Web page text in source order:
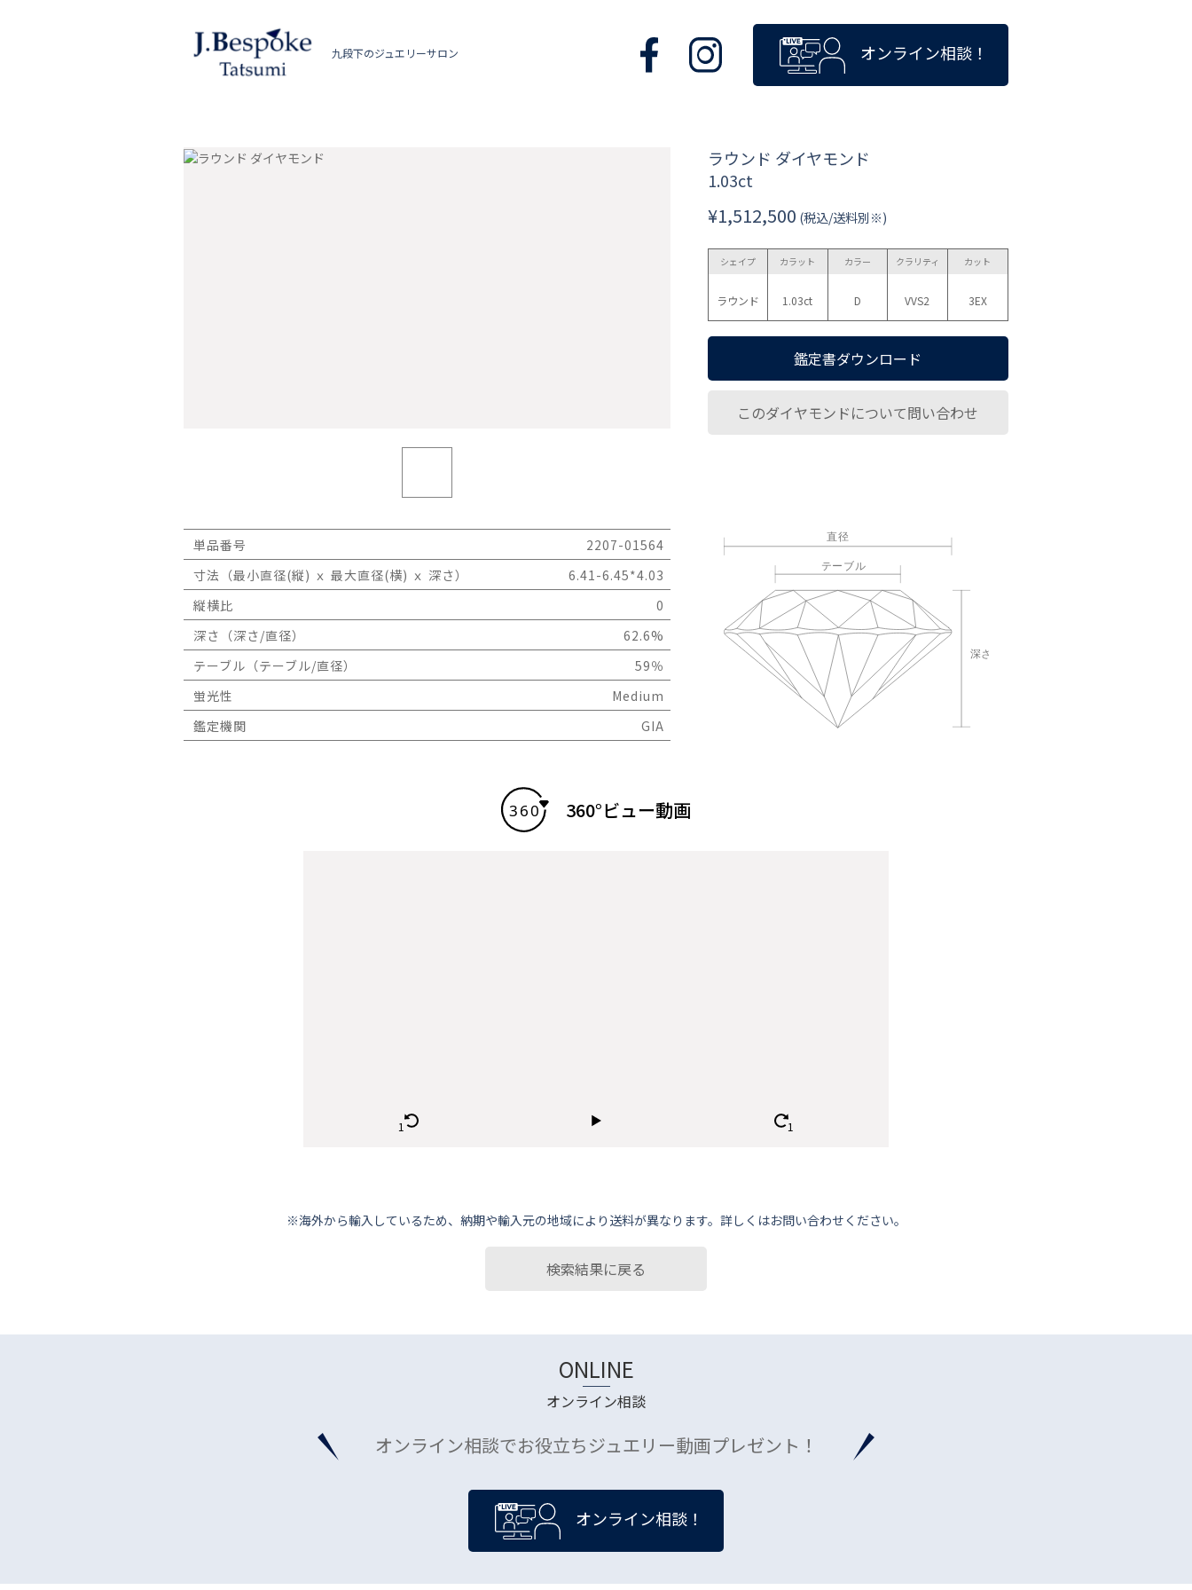
九段下のジュエリーサロン オンライン相談！
ラウンド ダイヤモンド
1.03ct
¥1,512,500 (税込/送料別※)
シェイプ
ラウンド
カラット
1.03ct
カラー
D
クラリティ
VVS2
カット
3EX
鑑定書ダウンロード
このダイヤモンドについて問い合わせ
単品番号
2207-01564
寸法（最小直径(縦) ｘ 最大直径(横) ｘ 深さ）
6.41-6.45*4.03
縦横比
0
深さ（深さ/直径）
62.6%
テーブル（テーブル/直径）
59％
蛍光性
Medium
鑑定機関
GIA
360°ビュー動画
※海外から輸⼊しているため、納期や輸⼊元の地域により送料が異なります。詳しくはお問い合わせください。
検索結果に戻る
ONLINE
オンライン相談
オンライン相談でお役立ちジュエリー動画プレゼント！
オンライン相談！